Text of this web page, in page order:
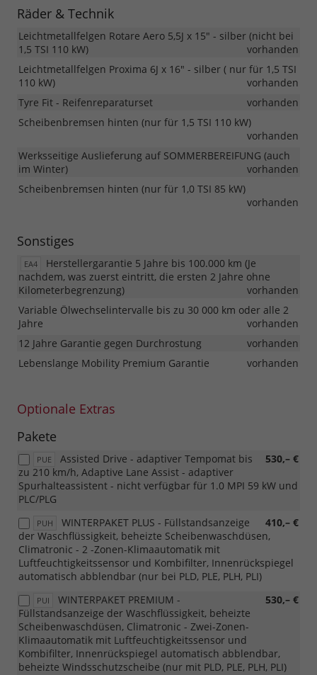
Räder & Technik
Leichtmetallfelgen Rotare Aero 5,5J x 15" - silber (nicht bei
1,5 TSI 110 kW)
vorhanden
Leichtmetallfelgen Proxima 6J x 16" - silber ( nur für 1,5 TSI
110 kW)
vorhanden
Tyre Fit - Reifenreparaturset
vorhanden
Scheibenbremsen hinten (nur für 1,5 TSI 110 kW)
vorhanden
Werksseitige Auslieferung auf SOMMERBEREIFUNG (auch
im Winter)
vorhanden
Scheibenbremsen hinten (nur für 1,0 TSI 85 kW)
vorhanden
Sonstiges
EA4
Herstellergarantie 5 Jahre bis 100.000 km (Je
nachdem, was zuerst eintritt, die ersten 2 Jahre ohne
Kilometerbegrenzung)
vorhanden
Variable Ölwechselintervalle bis zu 30 000 km oder alle 2
Jahre
vorhanden
12 Jahre Garantie gegen Durchrostung
vorhanden
Lebenslange Mobility Premium Garantie
vorhanden
Optionale Extras
Pakete
PUE 530,– €
Assisted Drive - adaptiver Tempomat bis
zu 210 km/h, Adaptive Lane Assist - adaptiver
Spurhalteassistent - nicht verfügbar für 1.0 MPI 59 kW und
PLC/PLG
PUH 410,– €
WINTERPAKET PLUS - Füllstandsanzeige
der Waschflüssigkeit, beheizte Scheibenwaschdüsen,
Climatronic - 2 -Zonen-Klimaautomatik mit
Luftfeuchtigkeitssensor und Kombifilter, Innenrückspiegel
automatisch abblendbar (nur bei PLD, PLE, PLH, PLI)
PUI 530,– €
WINTERPAKET PREMIUM -
Füllstandsanzeige der Waschflüssigkeit, beheizte
Scheibenwaschdüsen, Climatronic - Zwei-Zonen-
Klimaautomatik mit Luftfeuchtigkeitssensor und
Kombifilter, Innenrückspiegel automatisch abblendbar,
beheizte Windsschutzscheibe (nur mit PLD, PLE, PLH, PLI)